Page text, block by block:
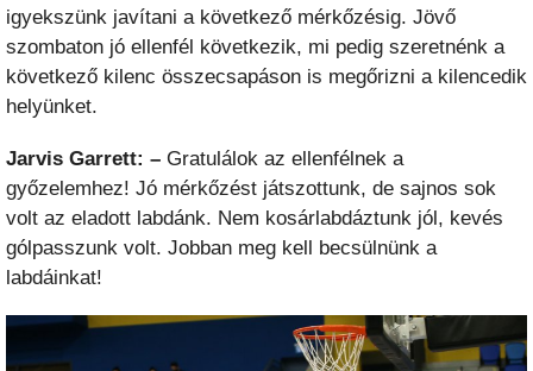
igyekszünk javítani a következő mérkőzésig. Jövő
szombaton jó ellenfél következik, mi pedig szeretnénk a
következő kilenc összecsapáson is megőrizni a kilencedik
helyünket.
Jarvis Garrett: – Gratulálok az ellenfélnek a
győzelemhez! Jó mérkőzést játszottunk, de sajnos sok
volt az eladott labdánk. Nem kosárlabdáztunk jól, kevés
gólpasszunk volt. Jobban meg kell becsülnünk a
labdáinkat!